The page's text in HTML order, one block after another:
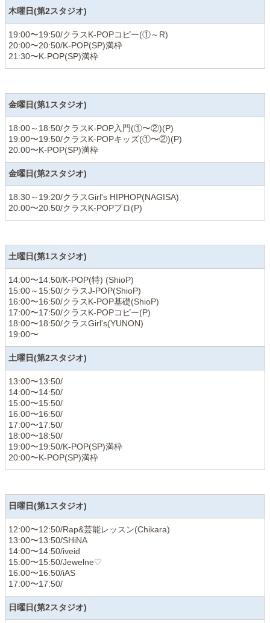
木曜日(第2スタジオ)
19:00〜19:50/クラスK-POPコピー(①～R)
20:00〜20:50/K-POP(SP)満枠
21:30〜K-POP(SP)満枠
金曜日(第1スタジオ)
18:00～18:50/クラスK-POP入門(①〜②)(P)
19:00〜19:50/クラスK-POPキッズ(①〜②)(P)
20:00〜K-POP(SP)満枠
金曜日(第2スタジオ)
18:30～19:20/クラスGirl's HIPHOP(NAGISA)
20:00〜20:50/クラスK-POPプロ(P)
土曜日(第1スタジオ)
14:00〜14:50/K-POP(特) (ShioP)
15:00～15:50/クラスJ-POP(ShioP)
16:00〜16:50/クラスK-POP基礎(ShioP)
17:00〜17:50/クラスK-POPコピー(P)
18:00〜18:50/クラスGirl's(YUNON)
19:00〜
土曜日(第2スタジオ)
13:00〜13:50/
14:00〜14:50/
15:00〜15:50/
16:00〜16:50/
17:00〜17:50/
18:00〜18:50/
19:00〜19:50/K-POP(SP)満枠
20:00〜K-POP(SP)満枠
日曜日(第1スタジオ)
12:00〜12:50/Rap&芸能レッスン(Chikara)
13:00〜13:50/SHiNA
14:00〜14:50/iveid
15:00〜15:50/Jewelne♡
16:00〜16:50/iAS
17:00〜17:50/
日曜日(第2スタジオ)